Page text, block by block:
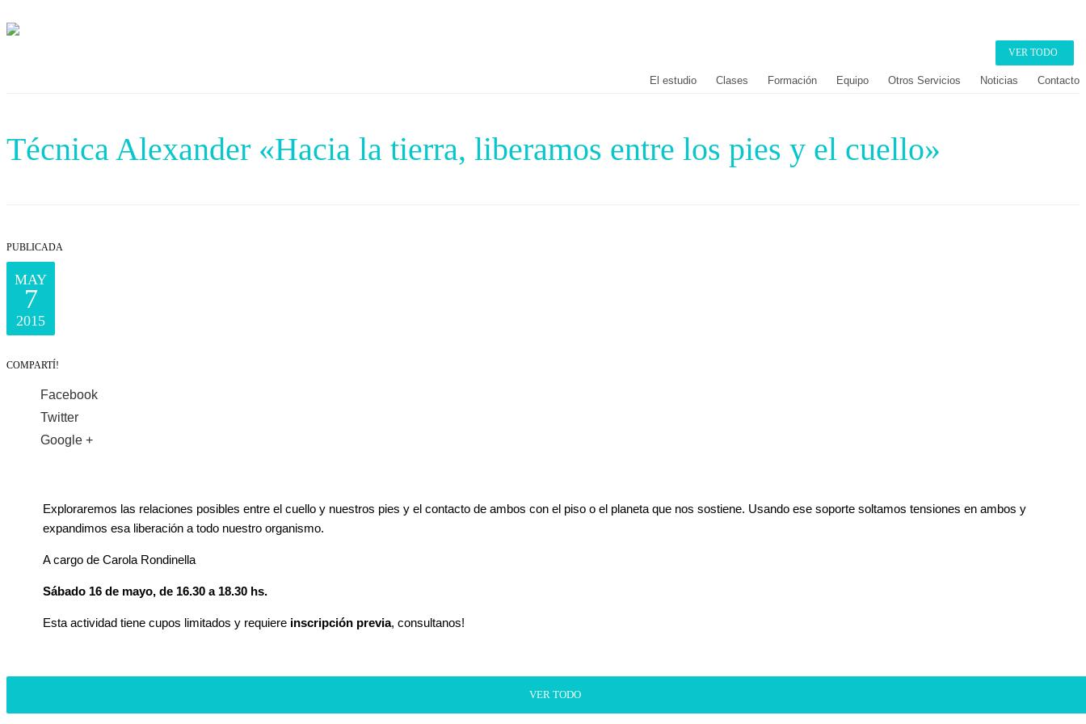
El estudio Clases Formación Equipo Otros Servicios Noticias Contacto
Técnica Alexander «Hacia la tierra, liberamos entre los pies y el cuello»
VER TODO
PUBLICADA
MAY
7
2015
COMPARTÍ!
Facebook
Twitter
Google +
Exploraremos las relaciones posibles entre el cuello y nuestros pies y el contacto de ambos con el piso o el planeta que nos sostiene. Usando ese soporte soltamos tensiones en ambos y
expandimos esa liberación a todo nuestro organismo.
A cargo de Carola Rondinella
Sábado 16 de mayo, de 16.30 a 18.30 hs.
Esta actividad tiene cupos limitados y requiere inscripción previa, consultanos!
VER TODO